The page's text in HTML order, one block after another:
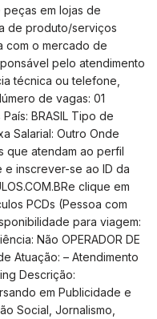
peças em lojas de
de produto/serviços
com o mercado de
pelo atendimento
técnica ou telefone,
de vagas: 01
BRASIL Tipo de
Salarial: Outro Onde
que atendam ao perfil
inscrever-se ao ID da
clique em
PCDs (Pessoa com
para viagem:
Não OPERADOR DE
Atuação: – Atendimento
Descrição:
em Publicidade e
Social, Jornalismo,